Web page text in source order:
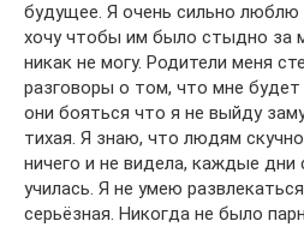
будущее. Я очень сильно люблю
хочу чтобы им было стыдно за
никак не могу. Родители меня
разговоры о том, что мне
они бояться что я не выйду
тихая. Я знаю, что людям
ничего и не видела, каждые дни
училась. Я не умею
серьёзная. Никогда не было